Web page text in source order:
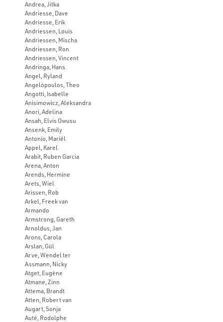
Andrea, Jitka
Andriesse, Dave
Andriesse, Erik
Andriessen, Louis
Andriessen, Mischa
Andriessen, Ron
Andriessen, Vincent
Andringa, Hans
Angel, Ryland
Angelópoulos, Theo
Angotti, Isabelle
Anisimowicz, Aleksandra
Anori, Adelina
Ansah, Elvis Owusu
Ansenk, Emily
Antonio, Mariël
Appel, Karel
Arabit, Ruben Garcia
Arena, Anton
Arends, Hermine
Arets, Wiel
Arissen, Rob
Arkel, Freek van
Armando
Armstrong, Gareth
Arnoldus, Jan
Arons, Carola
Arslan, Gül
Arve, Wendel ter
Assmann, Nicky
Atget, Eugène
Atmane, Zinn
Attema, Brandt
Atten, Robert van
Augart, Sonja
Auté, Rodolphe